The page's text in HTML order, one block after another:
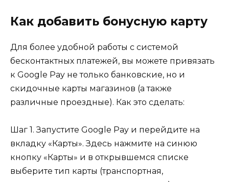
Как добавить бонусную карту
Для более удобной работы с системой
бесконтактных платежей, вы можете привязать
к Google Pay не только банковские, но и
скидочные карты магазинов (а также
различные проездные). Как это сделать:
Шаг 1. Запустите Google Pay и перейдите на
вкладку «Карты». Здесь нажмите на синюю
кнопку «Карты» и в открывшемся списке
выберите тип карты (транспортная,